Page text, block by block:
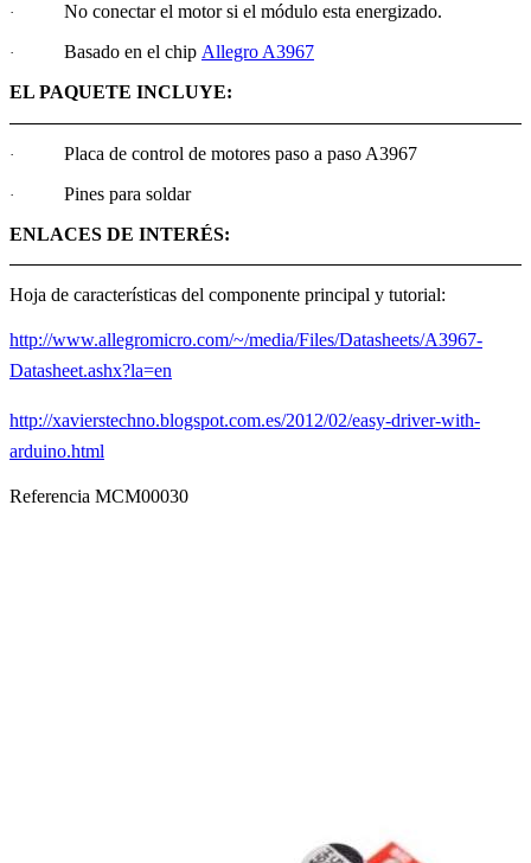
· No conectar el motor si el módulo esta energizado.
· Basado en el chip Allegro A3967
EL PAQUETE INCLUYE:
· Placa de control de motores paso a paso A3967
·
Pines para soldar
ENLACES DE INTERÉS:
Hoja de características del componente principal y tutorial:
http://www.allegromicro.com/~/media/Files/Datasheets/A3967-
Datasheet.ashx?la=en
http://xavierstechno.blogspot.com.es/2012/02/easy-driver-with-
arduino.html
Referencia MCM00030